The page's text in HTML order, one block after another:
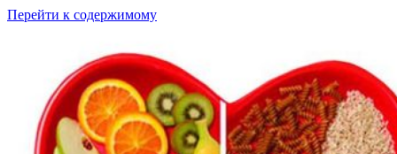
Перейти к содержимому